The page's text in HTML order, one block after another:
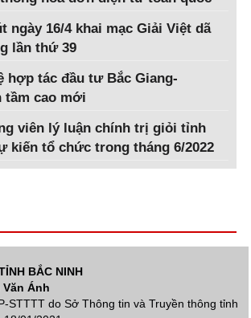
ngày 16/4 khai mạc Giải Việt dã
lần thứ 39
hợp tác đầu tư Bắc Giang-
tầm cao mới
viên lý luận chính trị giỏi tỉnh
kiến tổ chức trong tháng 6/2022
BẮC NINH
Văn Ánh
STTTT do Sở Thông tin và Truyền thông tỉnh